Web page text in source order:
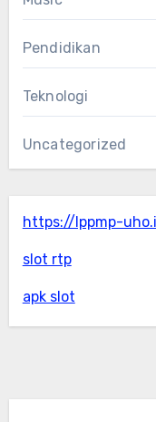
Pendidikan
Teknologi
Uncategorized
https://lppmp-
slot rtp
apk slot